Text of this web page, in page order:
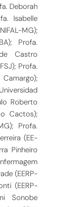
Deborah
Isabelle
MG);
Profa.
Castro
Profa.
Roberto
Cactos);
Profa.
(EE-
Pinheiro
(EERP-
(EERP-
Sonobe